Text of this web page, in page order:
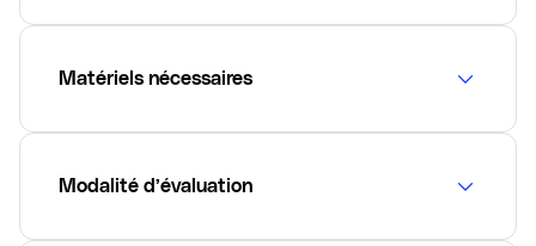
Matériels nécessaires
Modalité d’évaluation